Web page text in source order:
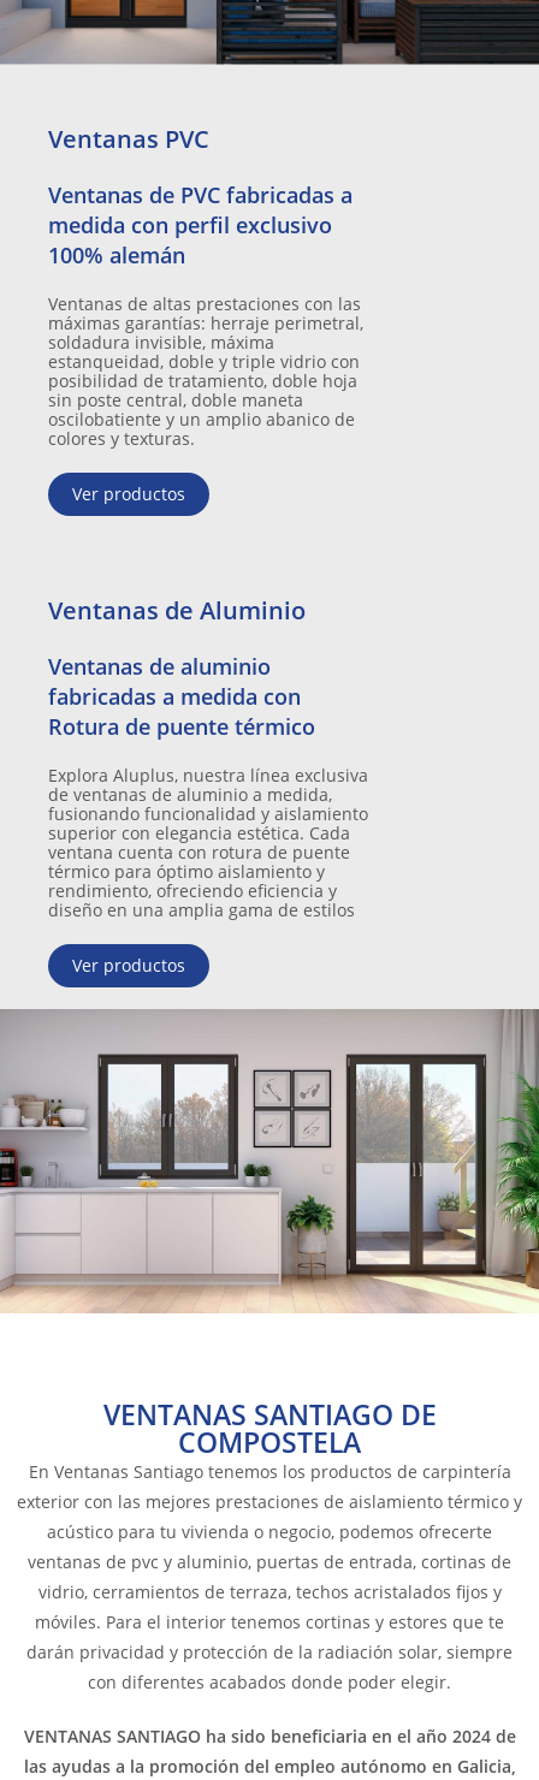
Ventanas PVC
Ventanas de PVC fabricadas a
medida con perfil exclusivo
100% alemán
Ventanas de altas prestaciones con las
máximas garantías: herraje perimetral,
soldadura invisible, máxima
estanqueidad, doble y triple vidrio con
posibilidad de tratamiento, doble hoja
sin poste central, doble maneta
oscilobatiente y un amplio abanico de
colores y texturas.
Ver productos
Ventanas de Aluminio​
Ventanas de aluminio
fabricadas a medida con
Rotura de puente térmico
Explora Aluplus, nuestra línea exclusiva
de ventanas de aluminio a medida,
fusionando funcionalidad y aislamiento
superior con elegancia estética. Cada
ventana cuenta con rotura de puente
térmico para óptimo aislamiento y
rendimiento, ofreciendo eficiencia y
diseño en una amplia gama de estilos
Ver productos
VENTANAS SANTIAGO DE
COMPOSTELA
En Ventanas Santiago tenemos los productos de carpintería
exterior con las mejores prestaciones de aislamiento térmico y
acústico para tu vivienda o negocio, podemos ofrecerte
ventanas de pvc y aluminio, puertas de entrada, cortinas de
vidrio, cerramientos de terraza, techos acristalados fijos y
móviles. Para el interior tenemos cortinas y estores que te
darán privacidad y protección de la radiación solar, siempre
con diferentes acabados donde poder elegir.
VENTANAS SANTIAGO ha sido beneficiaria en el año 2024 de
las ayudas a la promoción del empleo autónomo en Galicia,